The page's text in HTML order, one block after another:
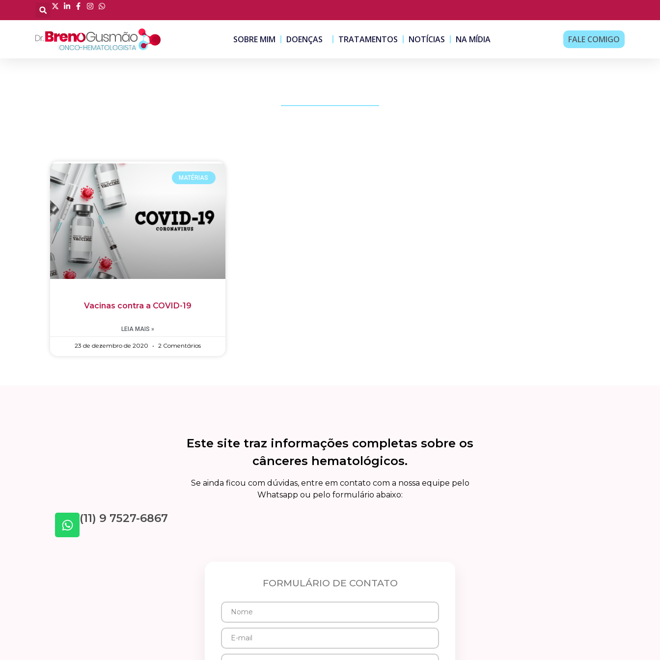
SOBRE MIM DOENÇAS TRATAMENTOS NOTÍCIAS NA MÍDIA FALE COMIGO
MATÉRIAS
Vacinas contra a COVID-19
LEIA MAIS »
23 de dezembro de 2020 2 Comentários
Este site traz informações completas sobre os
cânceres hematológicos.
Se ainda ficou com dúvidas, entre em contato com a nossa equipe pelo
Whatsapp ou pelo formulário abaixo:
(11) 9 7527-6867
FORMULÁRIO DE CONTATO
Nome
mail